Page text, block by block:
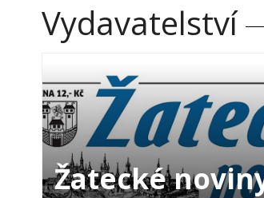
Vydavatelství
Žatecké